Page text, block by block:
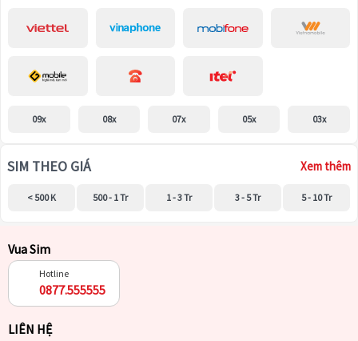
09x 08x 07x 05x 03x
SIM THEO GIÁ Xem thêm
< 500 K 500 - 1 Tr 1 - 3 Tr 3 - 5 Tr 5 - 10 Tr
Vua Sim
Hotline
0877.555555
LIÊN HỆ